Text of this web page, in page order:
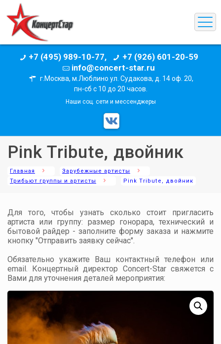
+7 (495) 989-10-77,
+7 (926) 601-20-59
info@concert-star.ru
г.Москва, м.Люблино ул. Судакова, д. 14 оф. 20,
пн-сб с 10 до 20 часов.
Наши соц. сети и мессенджеры
Pink Tribute, двойник
Главная
Зарубежные артисты
Трибьют группы и артисты
Pink Tribute, двойник
Для того, чтобы узнать сколько стоит пригласить
артиста или группу: размер гонорара, технический и
бытовой райдер - заполните форму заказа и нажмите
кнопку "Отправить заявку сейчас".
Обязательно укажите Ваш контактный телефон или
email. Концертный директор Concert-Star свяжется с
Вами для уточнения деталей мероприятия: